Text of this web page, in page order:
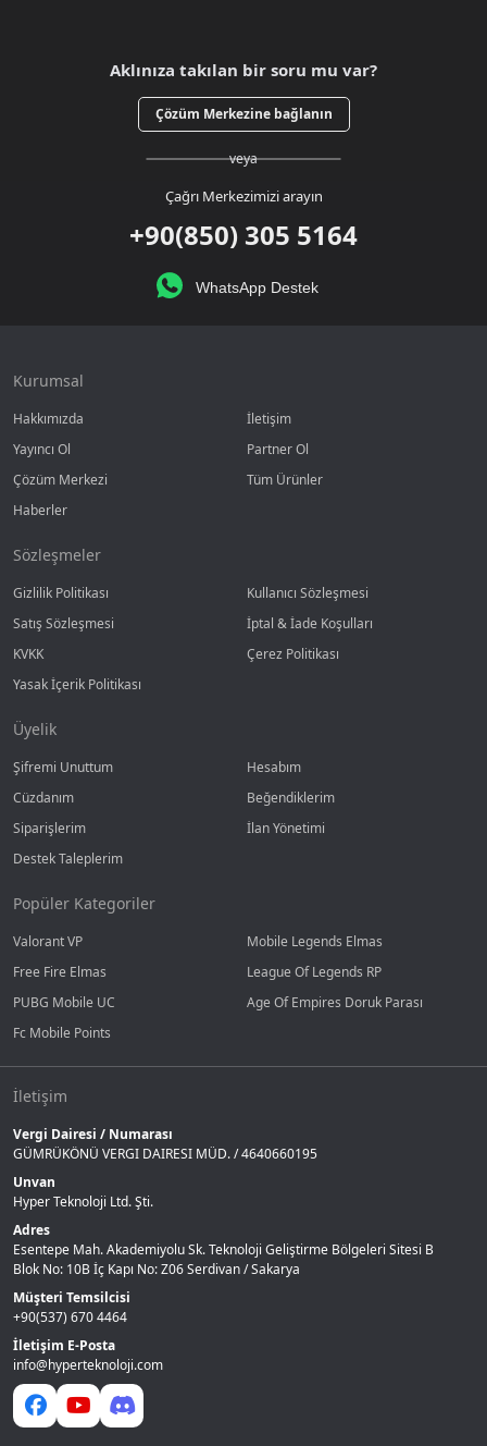
Aklınıza takılan bir soru mu var?
Çözüm Merkezine bağlanın
veya
Çağrı Merkezimizi arayın
+90(850) 305 5164
WhatsApp Destek
Kurumsal
Hakkımızda
İletişim
Yayıncı Ol
Partner Ol
Çözüm Merkezi
Tüm Ürünler
Haberler
Sözleşmeler
Gizlilik Politikası
Kullanıcı Sözleşmesi
Satış Sözleşmesi
İptal & İade Koşulları
KVKK
Çerez Politikası
Yasak İçerik Politikası
Üyelik
Şifremi Unuttum
Hesabım
Cüzdanım
Beğendiklerim
Siparişlerim
İlan Yönetimi
Destek Taleplerim
Popüler Kategoriler
Valorant VP
Mobile Legends Elmas
Free Fire Elmas
League Of Legends RP
PUBG Mobile UC
Age Of Empires Doruk Parası
Fc Mobile Points
İletişim
Vergi Dairesi / Numarası
GÜMRÜKÖNÜ VERGI DAIRESI MÜD. / 4640660195
Unvan
Hyper Teknoloji Ltd. Şti.
Adres
Esentepe Mah. Akademiyolu Sk. Teknoloji Geliştirme Bölgeleri Sitesi B
Blok No: 10B İç Kapı No: Z06 Serdivan / Sakarya
Müşteri Temsilcisi
+90(537) 670 4464
İletişim E-Posta
info@hyperteknoloji.com